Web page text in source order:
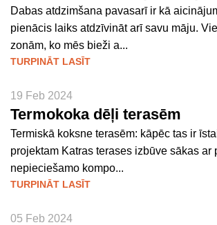
Dabas atdzimšana pavasarī ir kā
pienācis laiks atdzīvināt arī savu māju.
zonām, ko mēs bieži a...
TURPINĀT LASĪT
19 Feb 2024
Termokoka dēļi terasēm
Termiskā koksne terasēm: kāpēc tas ir
projektam Katras terases izbūve sākas ar
nepieciešamo kompo...
TURPINĀT LASĪT
05 Feb 2024